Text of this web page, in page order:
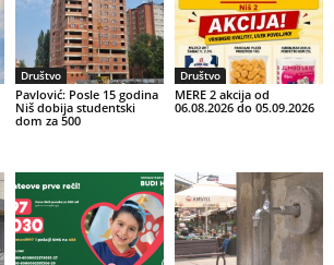
Društvo
Pavlović: Posle 15 godina
Niš dobija studentski
dom za 500
Društvo
MERE 2 akcija od
06.08.2026 do 05.09.2026